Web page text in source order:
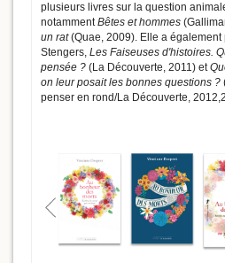
plusieurs livres sur la question
notammentBêtes et hommes
un rat(Quae, 2009). Elle a
Stengers, Les Faiseuses d'histoires.
pensée ? (La Découverte, 2011) et
on leur posait les bonnes questions ?
penser en rond/La Découverte,